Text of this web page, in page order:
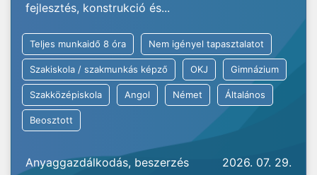
fejlesztés, konstrukció és...
Teljes munkaidő 8 óra Nem igényel tapasztalatot
Szakiskola / szakmunkás képző OKJ Gimnázium
Szakközépiskola Angol Német Általános
Beosztott
Anyaggazdálkodás, beszerzés 2026. 07. 29.